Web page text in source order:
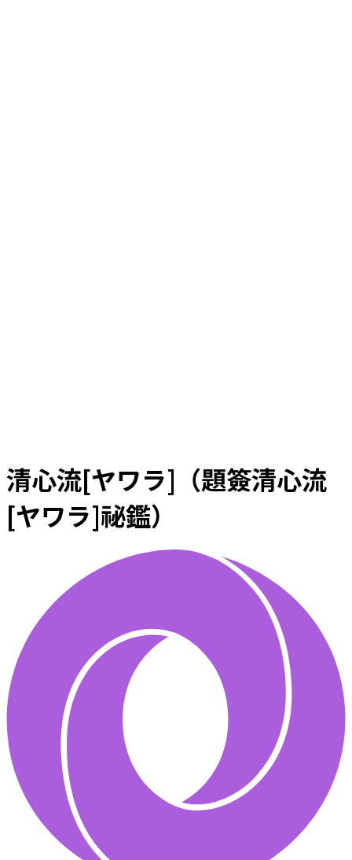
清心流[ヤワラ]（題簽清心流
[ヤワラ]祕鑑）